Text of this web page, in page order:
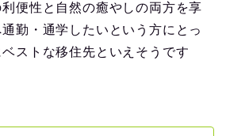
便性と自然の癒やしの両方を享
勤・通学したいという方にとっ
ストな移住先といえそうです